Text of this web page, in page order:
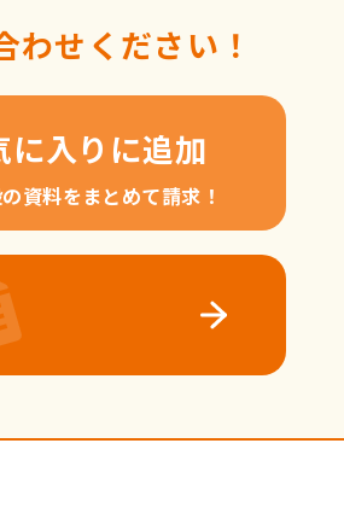
わせください！
に入りに追加
資料をまとめて請求！